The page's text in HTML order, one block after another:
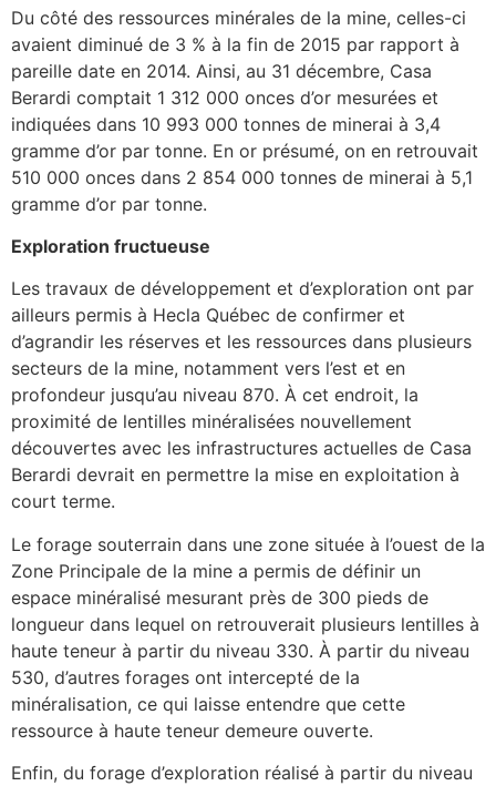
Du côté des ressources minérales de la mine, celles-ci
avaient diminué de 3 % à la fin de 2015 par rapport à
pareille date en 2014. Ainsi, au 31 décembre, Casa
Berardi comptait 1 312 000 onces d’or mesurées et
indiquées dans 10 993 000 tonnes de minerai à 3,4
gramme d’or par tonne. En or présumé, on en retrouvait
510 000 onces dans 2 854 000 tonnes de minerai à 5,1
gramme d’or par tonne.
Exploration fructueuse
Les travaux de développement et d’exploration ont par
ailleurs permis à Hecla Québec de confirmer et
d’agrandir les réserves et les ressources dans plusieurs
secteurs de la mine, notamment vers l’est et en
profondeur jusqu’au niveau 870. À cet endroit, la
proximité de lentilles minéralisées nouvellement
découvertes avec les infrastructures actuelles de Casa
Berardi devrait en permettre la mise en exploitation à
court terme.
Le forage souterrain dans une zone située à l’ouest de la
Zone Principale de la mine a permis de définir un
espace minéralisé mesurant près de 300 pieds de
longueur dans lequel on retrouverait plusieurs lentilles à
haute teneur à partir du niveau 330. À partir du niveau
530, d’autres forages ont intercepté de la
minéralisation, ce qui laisse entendre que cette
ressource à haute teneur demeure ouverte.
Enfin, du forage d’exploration réalisé à partir du niveau